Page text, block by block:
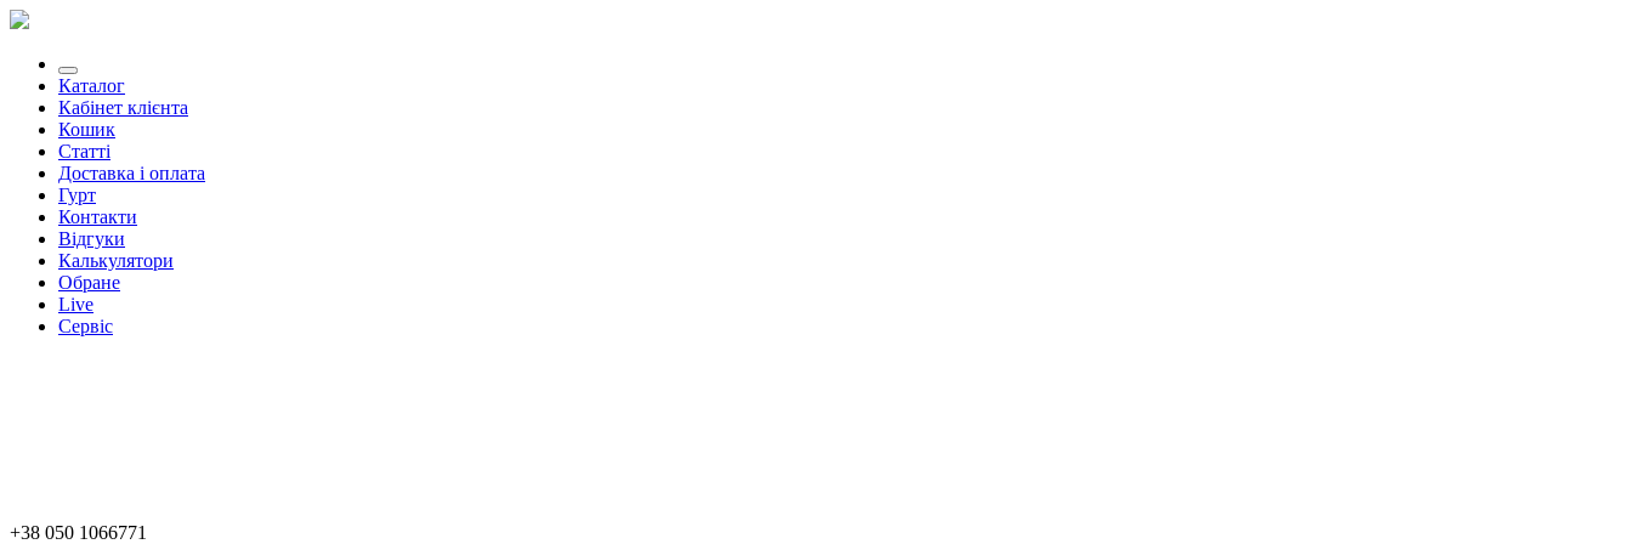
Каталог
Кабінет клієнта
Кошик
Статті
Доставка і оплата
Гурт
Контакти
Відгуки
Калькулятори
Обране
Live
Сервіс
+38 050 1066771